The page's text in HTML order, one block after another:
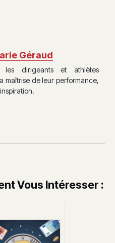
Géraud
les dirigeants et athlètes
maîtrise de leur performance,
Vous Intéresser :